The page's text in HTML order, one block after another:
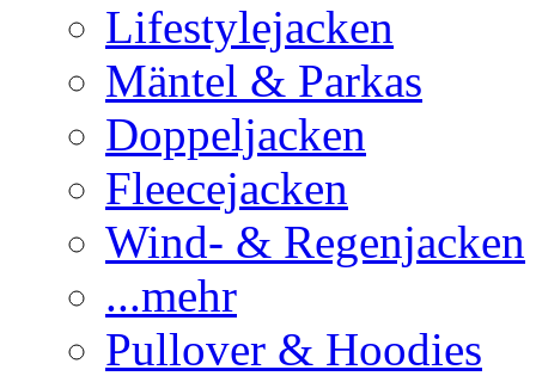
Lifestylejacken
Mäntel & Parkas
Doppeljacken
Fleecejacken
Wind- & Regenjacken
...mehr
Pullover & Hoodies